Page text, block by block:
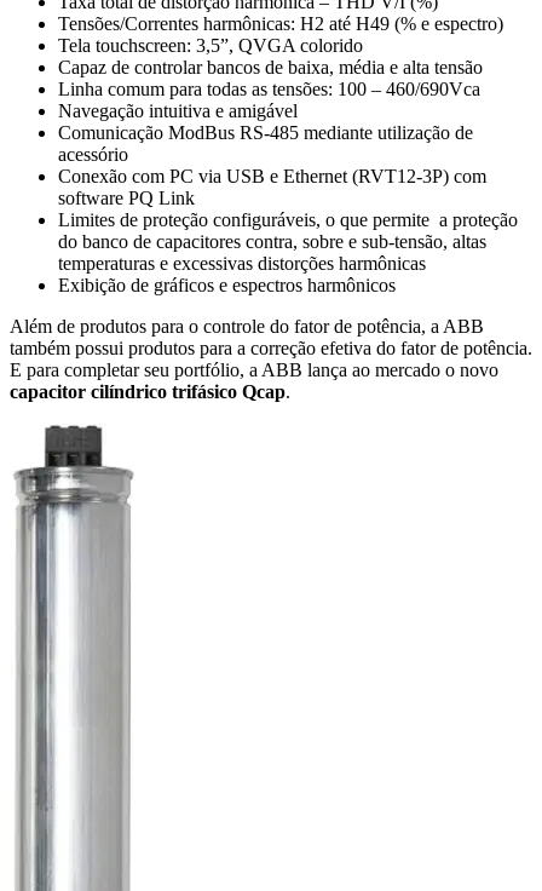
Tensões/Correntes harmônicas: H2 até H49 (% e espectro)
Tela touchscreen: 3,5”, QVGA colorido
Capaz de controlar bancos de baixa, média e alta tensão
Linha comum para todas as tensões: 100 – 460/690Vca
Navegação intuitiva e amigável
Comunicação ModBus RS-485 mediante utilização de
acessório
Conexão com PC via USB e Ethernet (RVT12-3P) com
software PQ Link
Limites de proteção configuráveis, o que permite a proteção
do banco de capacitores contra, sobre e sub-tensão, altas
temperaturas e excessivas distorções harmônicas
Exibição de gráficos e espectros harmônicos
Além de produtos para o controle do fator de potência, a ABB
também possui produtos para a correção efetiva do fator de potência.
E para completar seu portfólio, a ABB lança ao mercado o novo
capacitor cilíndrico trifásico Qcap.